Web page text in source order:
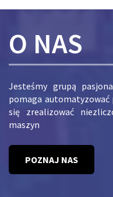
O NAS
Jesteśmy grupą
pomaga automatyzować
się zrealizować
maszyn
POZNAJ NAS